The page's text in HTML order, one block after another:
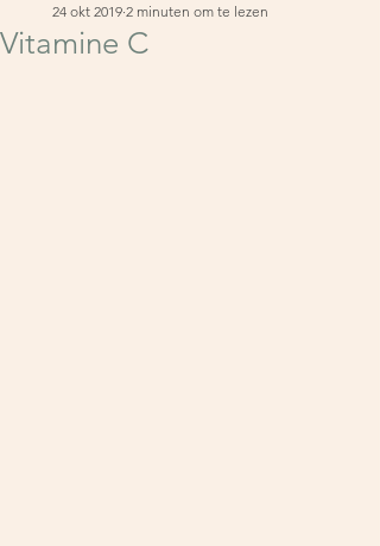
Vitamine C
24 okt 2019 2 minuten om te lezen